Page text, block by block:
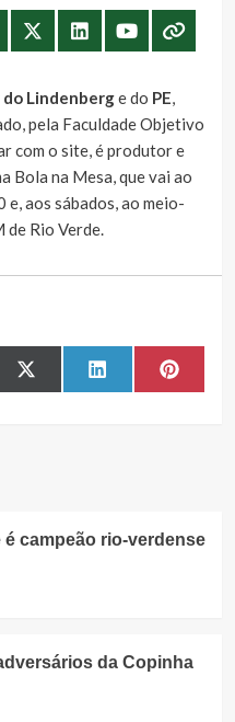
do Lindenberge do PE,
pela Faculdade Objetivo
com o site, é produtor e
na Mesa, que vai ao
e, aos sábados, ao meio-
de Rio Verde.
Share
on
X
(Twitter)
Share
on
LinkedIn Share
on
é campeão rio-verdense
da Copinha